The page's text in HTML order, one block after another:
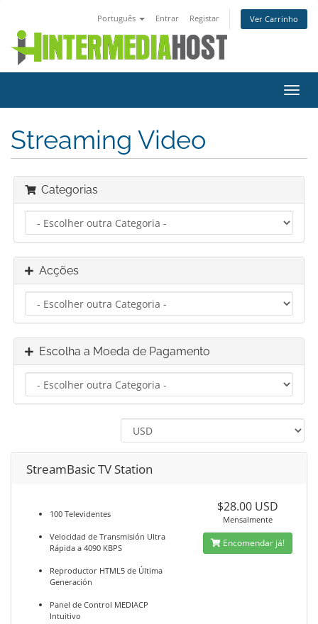
Português Entrar Registar Ver Carrinho
Streaming Video
Categorias
Acções
Escolha a Moeda de Pagamento
StreamBasic TV Station
100 Televidentes
Velocidad de Transmisión Ultra
Rápida a 4090 KBPS
Reproductor HTML5 de Última
Generación
Panel de Control MEDIACP
Intuitivo
$28.00 USD
Mensalmente
Encomendar já!